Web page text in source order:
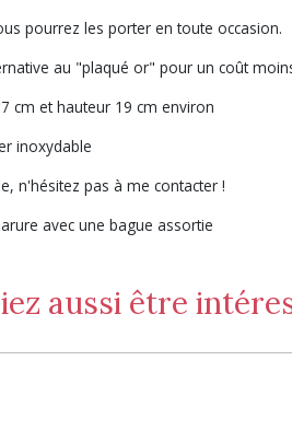
pourrez les porter en toute occasion.
au "plaqué or" pour un coût
cm et hauteur 19 cm environ
inoxydable
n'hésitez pas à me contacter !
avec une bague assortie
aussi être